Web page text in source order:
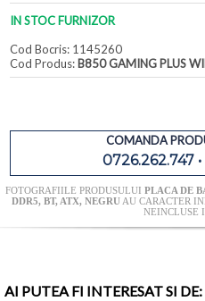
IN STOC FURNIZOR
Cod Bocris: 1145260
Cod Produs: B850 GAMING PLUS
COMANDA
0726.262.747
FOTOGRAFIILE PRODUSULUI PLACA DE
DDR5, BT, ATX, NEGRUAU CARACTER
NEINCLUSE
AI PUTEA FI INTERESAT SI DE: